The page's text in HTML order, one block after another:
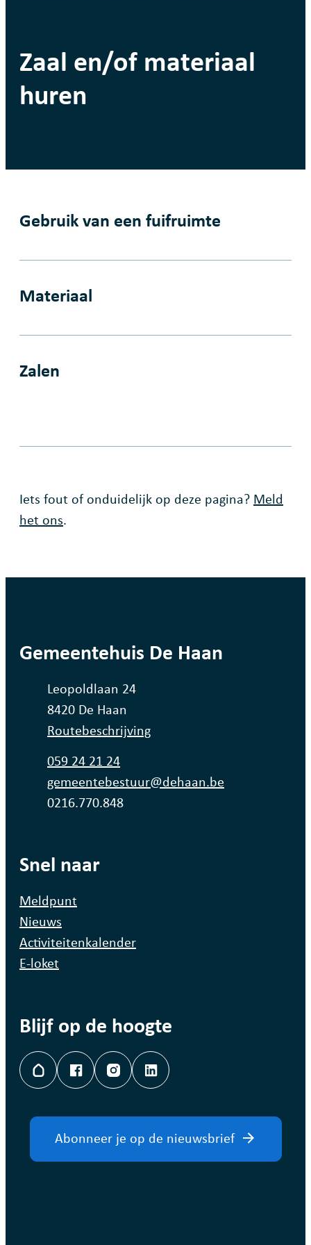
Zaal en/of materiaal
huren
Gebruik van een fuifruimte
Materiaal
Zalen
Fout op deze pagina
Iets fout of onduidelijk op deze pagina? Meld
het ons.
contact
Gemeentehuis De Haan
AdresLeopoldlaan 24
,8420 De Haan
Routebeschrijving
059 24 21 24
E-mailgemeentebestuur@dehaan.be
Ondernemingsnummer
0216.770.848
Snel naar
Meldpunt
Nieuws
Activiteitenkalender
E-loket
Blijf op de hoogte
Hoplr FacebookInstagramLinkedIn
Abonneer je op de nieuwsbrief